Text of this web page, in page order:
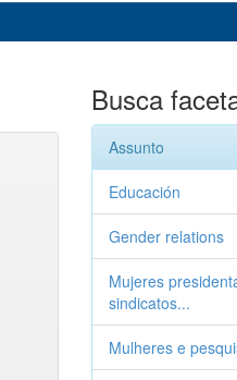
Busca
Assunto
Educación
Gender relations
Mujeres
sindicatos...
Mulheres e